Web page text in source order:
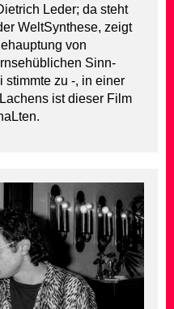
Leder; da steht
WeltSynthese, zeigt
von
Sinn-
stimmte zu -, in einer
ist dieser Film